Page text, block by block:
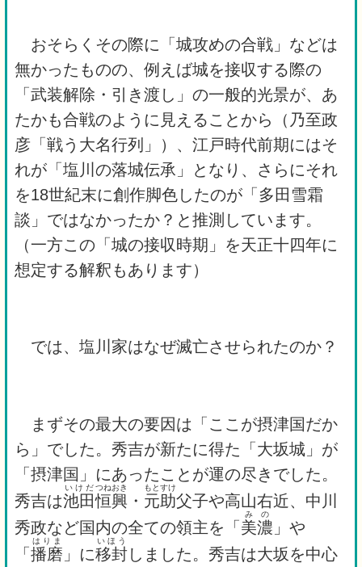
おそらくその際に「城攻めの合戦」などは
無かったものの、例えば城を接収する際の
「武装解除・引き渡し」の一般的光景が、あ
たかも合戦のように見えることから（乃至政
彦「戦う大名行列」）、江戸時代前期にはそ
れが「塩川の落城伝承」となり、さらにそれ
を18世紀末に創作脚色したのが「多田雪霜
談」ではなかったか？と推測しています。
（一方この「城の接収時期」を天正十四年に
想定する解釈もあります）
では、塩川家はなぜ滅亡させられたのか？
まずその最大の要因は「ここが摂津国だか
ら」でした。秀吉が新たに得た「大坂城」が
「摂津国」にあったことが運の尽きでした。
秀吉は池田
いけだ
恒
つね
興
おき
・ 元助
もとすけ
父子や高山右近、中川
秀政など国内の全ての領主を「 美濃
みの
」や
「 播磨
はりま
」に移封
いほう
しました。秀吉は大坂を中心